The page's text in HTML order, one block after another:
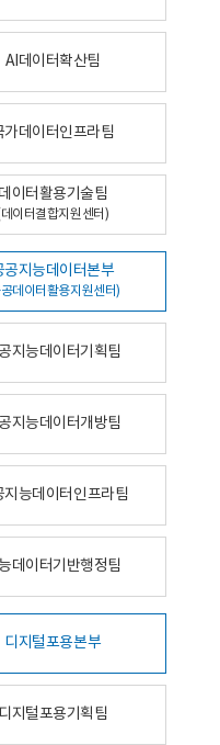
AI데이터확산팀
가데이터인프라팀
데이터활용기술팀
이터결합지원센터)
공지능데이터본부
데이터활용지원센터)
지능데이터기획팀
지능데이터개방팀
지능데이터인프라팀
데이터기반행정팀
디지털포용본부
디지털포용기획팀